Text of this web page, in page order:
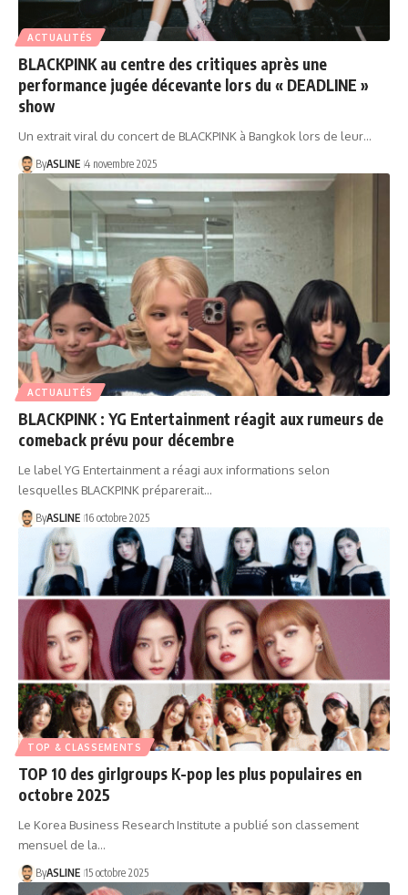
ACTUALITÉS
BLACKPINK au centre des critiques après une
performance jugée décevante lors du « DEADLINE »
show
Un extrait viral du concert de BLACKPINK à Bangkok lors de leur…
ByASLINE 4 novembre 2025
ACTUALITÉS
BLACKPINK : YG Entertainment réagit aux rumeurs de
comeback prévu pour décembre
Le label YG Entertainment a réagi aux informations selon
lesquelles BLACKPINK préparerait…
ByASLINE 16 octobre 2025
TOP & CLASSEMENTS
TOP 10 des girlgroups K-pop les plus populaires en
octobre 2025
Le Korea Business Research Institute a publié son classement
mensuel de la…
ByASLINE 15 octobre 2025